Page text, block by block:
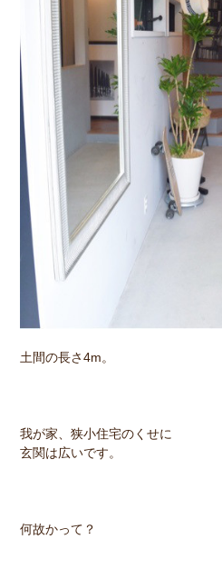
土間の長さ4m。
我が家、狭小住宅のくせに
玄関は広いです。
何故かって？